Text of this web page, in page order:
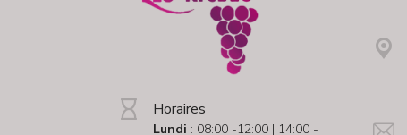
Horaires
Lundi : 08:00 -12:00 | 14:00 -